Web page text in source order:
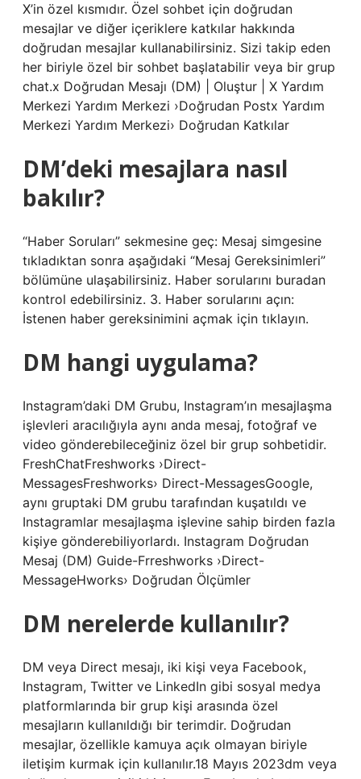
X’in özel kısmıdır. Özel sohbet için doğrudan
mesajlar ve diğer içeriklere katkılar hakkında
doğrudan mesajlar kullanabilirsiniz. Sizi takip eden
her biriyle özel bir sohbet başlatabilir veya bir grup
chat.x Doğrudan Mesajı (DM) | Oluştur | X Yardım
Merkezi Yardım Merkezi ›Doğrudan Postx Yardım
Merkezi Yardım Merkezi› Doğrudan Katkılar
DM’deki mesajlara nasıl
bakılır?
“Haber Soruları” sekmesine geç: Mesaj simgesine
tıkladıktan sonra aşağıdaki “Mesaj Gereksinimleri”
bölümüne ulaşabilirsiniz. Haber sorularını buradan
kontrol edebilirsiniz. 3. Haber sorularını açın:
İstenen haber gereksinimini açmak için tıklayın.
DM hangi uygulama?
Instagram’daki DM Grubu, Instagram’ın mesajlaşma
işlevleri aracılığıyla aynı anda mesaj, fotoğraf ve
video gönderebileceğiniz özel bir grup sohbetidir.
FreshChatFreshworks ›Direct-
MessagesFreshworks› Direct-MessagesGoogle,
aynı gruptaki DM grubu tarafından kuşatıldı ve
Instagramlar mesajlaşma işlevine sahip birden fazla
kişiye gönderebiliyorlardı. Instagram Doğrudan
Mesaj (DM) Guide-Frreshworks ›Direct-
MessageHworks› Doğrudan Ölçümler
DM nerelerde kullanılır?
DM veya Direct mesajı, iki kişi veya Facebook,
Instagram, Twitter ve LinkedIn gibi sosyal medya
platformlarında bir grup kişi arasında özel
mesajların kullanıldığı bir terimdir. Doğrudan
mesajlar, özellikle kamuya açık olmayan biriyle
iletişim kurmak için kullanılır.18 Mayıs 2023dm veya